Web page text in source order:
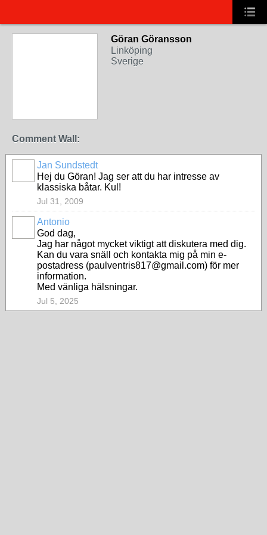
Göran Göransson
Linköping
Sverige
Comment Wall:
Jan Sundstedt
Hej du Göran! Jag ser att du har intresse av
klassiska båtar. Kul!
Jul 31, 2009
Antonio
God dag,
Jag har något mycket viktigt att diskutera med dig.
Kan du vara snäll och kontakta mig på min e-
postadress (paulventris817@gmail.com) för mer
information.
Med vänliga hälsningar.
Jul 5, 2025